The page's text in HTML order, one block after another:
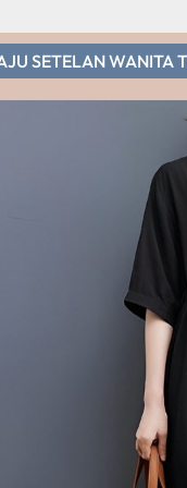
SETELAN WANITA